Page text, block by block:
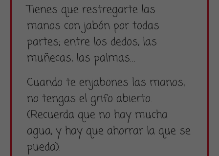
Tienes que restregarte las
manos con jabón por todas
partes; entre los dedos, las
muñecas, las palmas…
Cuando te enjabones las manos,
no tengas el grifo abierto.
(Recuerda que no hay mucha
agua, y hay que ahorrar la que se
pueda).